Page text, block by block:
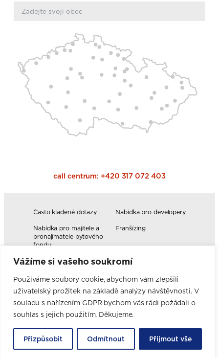
Vážíme si vašeho soukromí
Používáme soubory cookie, abychom vám zlepšili
uživatelský prožitek na základě analýzy návštěvnosti. V
souladu s nařízením GDPR bychom vás rádi požádali o
souhlas s jejich použitím. Děkujeme.
Přizpůsobit Odmítnout Přijmout vše
call centrum: +420 317 072 403
Často kladené dotazy
Nabídka pro developery
Nabídka pro majitele a
pronajímatele bytového
fondu
Franšízing
Volná pracovní místa
Blog
Novinky
Realizace kuchyní
Firemní hodnoty
Elektromobilita
Facebook
Instagram
YouTube
Pinterest
LinkedIn
ORESI S.R.O. | Průmyslová 102, 251 01 Březí u Říčan | IČ: 27240479